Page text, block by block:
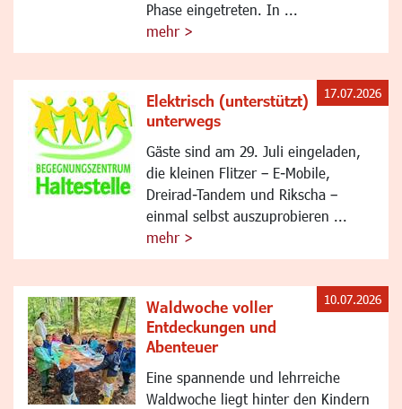
Phase eingetreten. In ...
mehr >
Elektrisch (unterstützt)
unterwegs
Gäste sind am 29. Juli eingeladen,
die kleinen Flitzer – E-Mobile,
Dreirad-Tandem und Rikscha –
einmal selbst auszuprobieren ...
mehr >
17.07.2026
Waldwoche voller
Entdeckungen und
Abenteuer
Eine spannende und lehrreiche
Waldwoche liegt hinter den Kindern
10.07.2026